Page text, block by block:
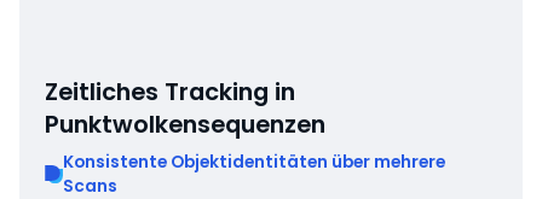
Zeitliches Tracking in
Punktwolkensequenzen
Konsistente Objektidentitäten über mehrere
Scans